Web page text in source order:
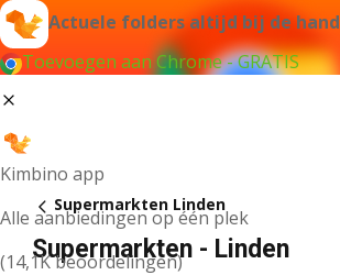
Actuele folders altijd bij de hand
Toevoegen aan Chrome - GRATIS
Kimbino app
Alle aanbiedingen op één plek
(14,1K beoordelingen)
Supermarkten Linden
Supermarkten - Linden